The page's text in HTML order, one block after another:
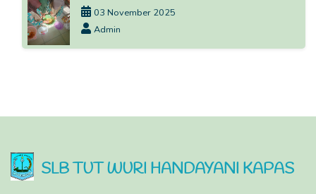
03 November 2025
Admin
SLB TUT WURI HANDAYANI KAPAS